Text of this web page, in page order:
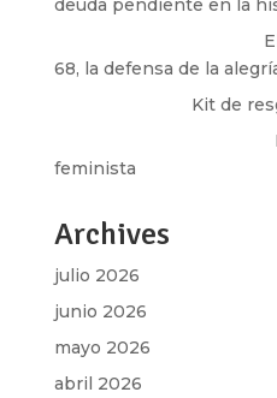
deuda pendiente en la
68, la defensa de la
Kit de
feminista
Archives
julio 2026
junio 2026
mayo 2026
abril 2026